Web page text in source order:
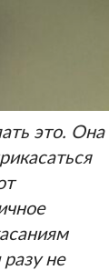
это. Она
не